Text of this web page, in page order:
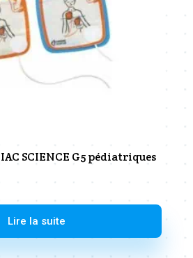
SCIENCE G5 pédiatriques
Lire la suite